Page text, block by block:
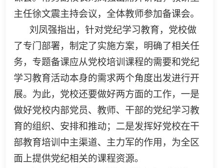
主任徐文震主持会议，全体教师参加备课会。
刘凤强指出，针对党纪学习教育，党校做
了专门部署，制定了实施方案，明确了相关任
务，专题备课应从党校培训课程的需要和党纪
学习教育活动本身的需求两个角度出发进行开
展。为此，党校还要做好两方面的工作，一是
做好党校内部党员、教师、干部的党纪学习教
育的组织、安排和推动；二是发挥好党校在干
部教育培训中主渠道、主力军的作用，为全区
面上提供党纪相关的课程资源。